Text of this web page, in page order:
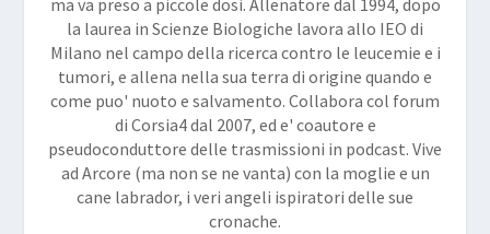
ma va preso a piccole dosi. Allenatore dal 1994, dopo
la laurea in Scienze Biologiche lavora allo IEO di
Milano nel campo della ricerca contro le leucemie e i
tumori, e allena nella sua terra di origine quando e
come puo' nuoto e salvamento. Collabora col forum
di Corsia4 dal 2007, ed e' coautore e
pseudoconduttore delle trasmissioni in podcast. Vive
ad Arcore (ma non se ne vanta) con la moglie e un
cane labrador, i veri angeli ispiratori delle sue
cronache.